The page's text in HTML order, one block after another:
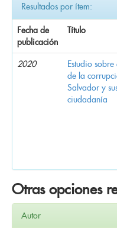
Resultados por ítem:
Fecha de
publicación
Título
2020
Estudio
de la
Salvador y
ciudadanía
Otras opciones
Autor